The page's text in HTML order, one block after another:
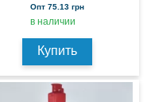
Опт 75.13 грн
в наличии
Купить